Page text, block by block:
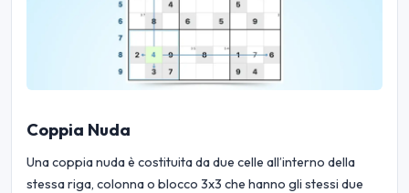
Coppia Nuda
Una coppia nuda è costituita da due celle all’interno della
stessa riga, colonna o blocco 3x3 che hanno gli stessi due